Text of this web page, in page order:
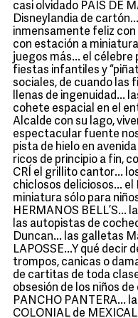
casi olvidado PAÍS DE
Disneylandia de
inmensamente feliz
con estación a
juegos más... el célebre
fiestas infantiles y
sociales, de cuando las
llenas de ingenuidad...
cohete espacial en el
Alcalde con su lago,
espectacular fuente
pista de hielo en
ricos de principio a fin,
CRÍ el grillito cantor...
chiclosos deliciosos... el
miniatura sólo para
HERMANOS BELL’S...
las autopistas de
Duncan... las galletas
LAPOSSE...Y qué decir
trompos, canicas o
de cartitas de toda
obsesión de los niños
PANCHO PANTERA...
COLONIAL de